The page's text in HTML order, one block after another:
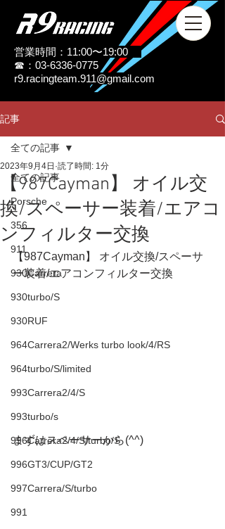
営業時間：11:00〜19:00
☎：03-6336-0775
r9.racingteam.911@gmail.com
記事
全ての記事
Porsche
356
911
930Carrera
930turbo/S
930RUF
964Carrera2/Werks turbo look/4/RS
964turbo/S/limited
993Carrera2/4/S
993turbo/s
996Carrera2/4/S/turbo/S
996GT3/CUP/GT2
997Carrera/S/turbo
991
全ての記事
【987Cayman】 オイル交
換/スペーサー装着/エアコ
ンフィルター交換
2023年9月4日 読了時間: 1分
【987Cayman】 オイル交換/スペーサ
ー装着/エアコンフィルター交換
まずはスペーサーから(^^)